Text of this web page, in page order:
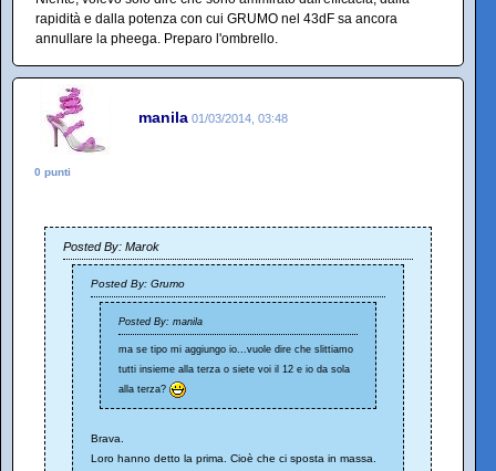
rapidità e dalla potenza con cui GRUMO nel 43dF sa ancora
annullare la pheega. Preparo l'ombrello.
manila 01/03/2014, 03:48
0 punti
Posted By: Marok
Posted By: Grumo
Posted By: manila
ma se tipo mi aggiungo io...vuole dire che slittiamo
tutti insieme alla terza o siete voi il 12 e io da sola
alla terza?
Brava.
Loro hanno detto la prima. Cioè che ci sposta in massa.